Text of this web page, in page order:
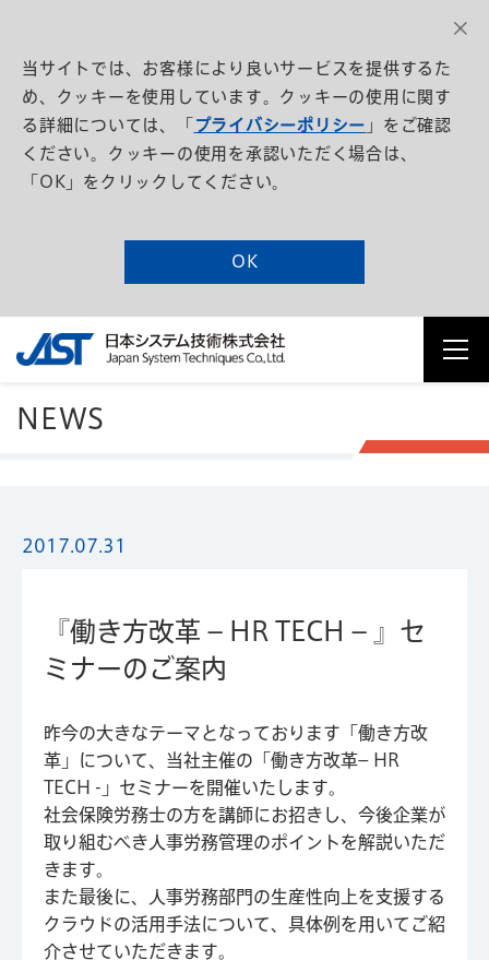
当サイトでは、お客様により良いサービスを提供するた
め、クッキーを使用しています。クッキーの使用に関す
る詳細については、「 プライバシーポリシー 」をご確認
ください。クッキーの使用を承認いただく場合は、
「OK」をクリックしてください。
OK
NEWS
2017.07.31
『働き方改革 – HR TECH – 』セ
ミナーのご案内
昨今の大きなテーマとなっております「働き方改
革」について、当社主催の「働き方改革– HR
TECH -」セミナーを開催いたします。
社会保険労務士の方を講師にお招きし、今後企業が
取り組むべき人事労務管理のポイントを解説いただ
きます。
また最後に、人事労務部門の生産性向上を支援する
クラウドの活用手法について、具体例を用いてご紹
介させていただきます。